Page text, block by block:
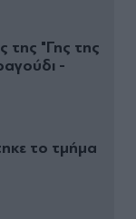
"Γης της
-
το τμήμα